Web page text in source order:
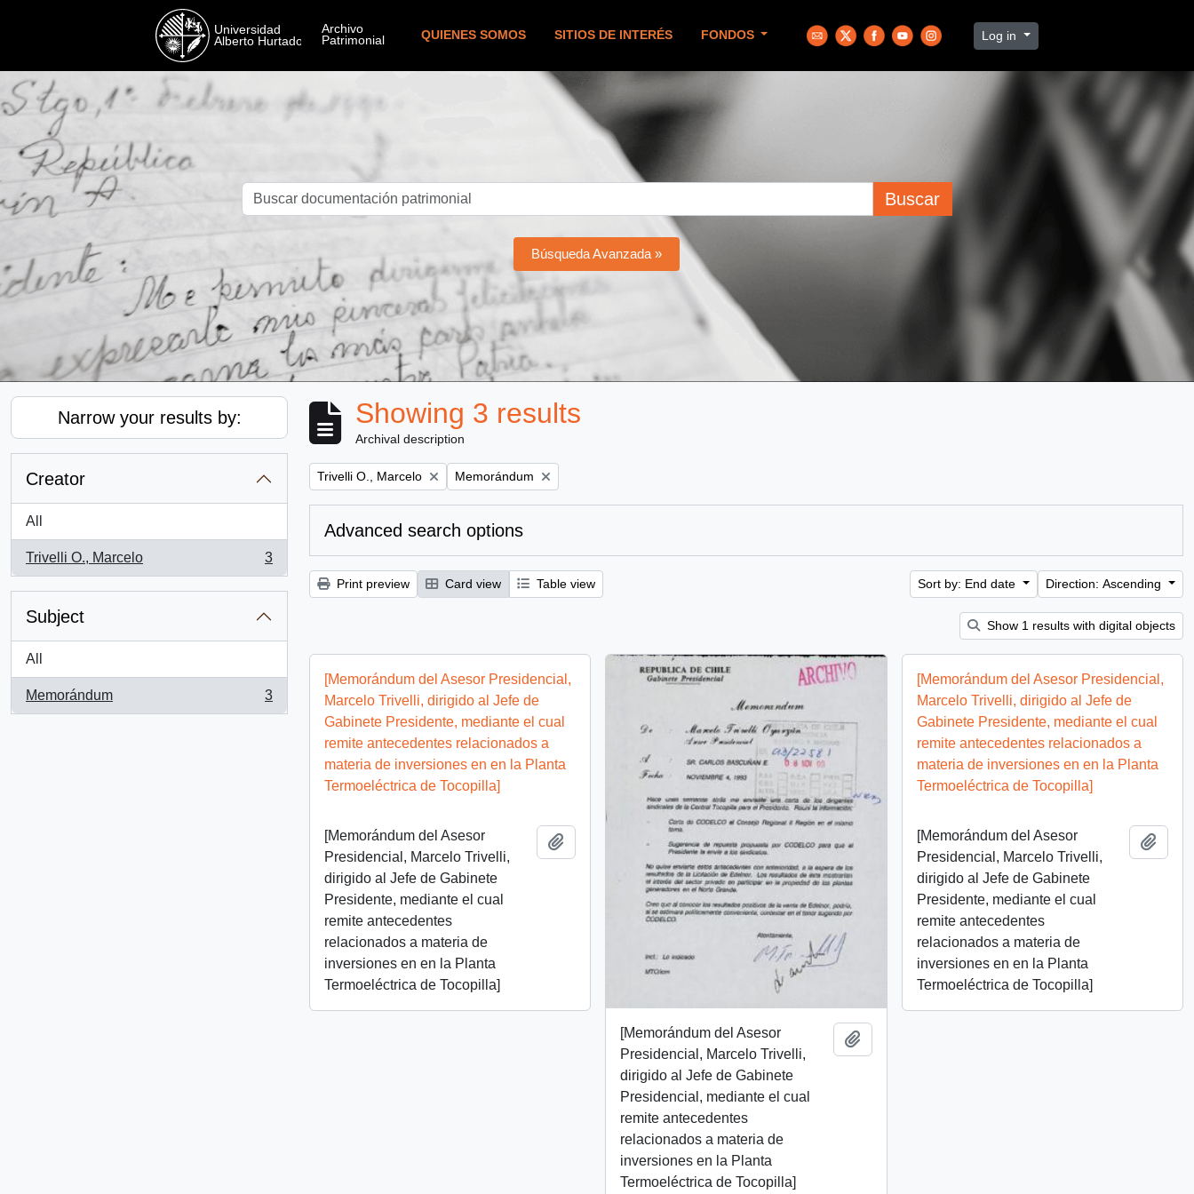
QUIENES SOMOS SITIOS DE INTERÉS FONDOS Log in
Buscar
Búsqueda Avanzada »
Narrow your results by:
Creator
All
Trivelli O., Marcelo
, 3 results
3
Subject
All
Memorándum
, 3 results
3
Showing 3 results
Archival description
Remove filter:
Trivelli O., Marcelo Remove filter:
Memorándum
Advanced search options
Print preview Card view Table view Sort by: End date Direction: Ascending
Show 1 results with digital objects
[Memorándum del Asesor Presidencial,
Marcelo Trivelli, dirigido al Jefe de
Gabinete Presidente, mediante el cual
remite antecedentes relacionados a
materia de inversiones en en la Planta
Termoeléctrica de Tocopilla]
[Memorándum del Asesor
Presidencial, Marcelo Trivelli,
dirigido al Jefe de Gabinete
Presidente, mediante el cual
remite antecedentes
relacionados a materia de
inversiones en en la Planta
Termoeléctrica de Tocopilla]
Add to clipboard
[Memorándum del Asesor
Presidencial, Marcelo Trivelli,
dirigido al Jefe de Gabinete
Presidencial, mediante el cual
remite antecedentes
relacionados a materia de
inversiones en la Planta
Termoeléctrica de Tocopilla]
Add to clipboard
[Memorándum del Asesor Presidencial,
Marcelo Trivelli, dirigido al Jefe de
Gabinete Presidente, mediante el cual
remite antecedentes relacionados a
materia de inversiones en en la Planta
Termoeléctrica de Tocopilla]
[Memorándum del Asesor
Presidencial, Marcelo Trivelli,
dirigido al Jefe de Gabinete
Presidente, mediante el cual
remite antecedentes
relacionados a materia de
inversiones en en la Planta
Termoeléctrica de Tocopilla]
Add